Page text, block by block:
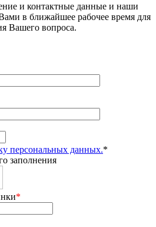
и контактные данные и наши
в ближайшее рабочее время для
Вашего вопроса.
персональных данных.*
заполнения
*